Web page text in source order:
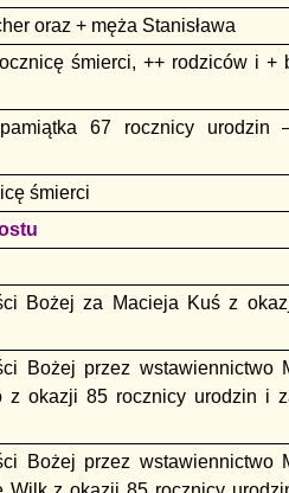
oraz + męża Stanisława
śmierci, ++ rodziców i +
67 rocznicy urodzin
śmierci
Bożej za Macieja Kuś z
Bożej przez wstawiennictwo
z okazji 85 rocznicy urodzin i
Bożej przez wstawiennictwo